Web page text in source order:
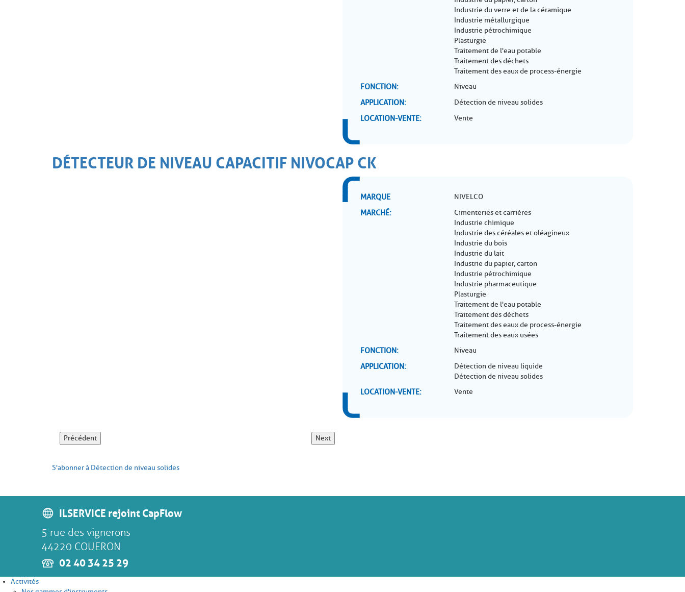
Industrie du verre et de la céramique
Industrie métallurgique
Industrie pétrochimique
Plasturgie
Traitement de l'eau potable
Traitement des déchets
Traitement des eaux de process-énergie
FONCTION Niveau
APPLICATION Détection de niveau solides
LOCATION-VENTE Vente
DÉTECTEUR DE NIVEAU CAPACITIF NIVOCAP CK
Précédent Next
MARQUE NIVELCO
MARCHÉ
Cimenteries et carrières
Industrie chimique
Industrie des céréales et oléagineux
Industrie du bois
Industrie du lait
Industrie du papier, carton
Industrie pétrochimique
Industrie pharmaceutique
Plasturgie
Traitement de l'eau potable
Traitement des déchets
Traitement des eaux de process-énergie
Traitement des eaux usées
FONCTION Niveau
APPLICATION
Détection de niveau liquide
Détection de niveau solides
LOCATION-VENTE Vente
S'abonner à Détection de niveau solides
ILSERVICE rejoint CapFlow
5 rue des vignerons
44220 COUERON
02 40 34 25 29
Activités